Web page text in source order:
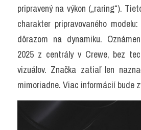
pripravený na výkon („raring“).
charakter pripravovaného
dôrazom na dynamiku.
2025 z centrály v Crewe, bez
vizuálov. Značka zatiaľ len
mimoriadne. Viac informácií bude